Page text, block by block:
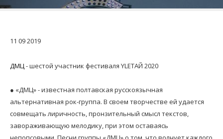
11 092019
ДМЦ- шестой участник фестиваля YLETAЙ 2020
● «ДМЦ» - известная полтавская русскоязычная
альтернативная рок-группа. В своем творчестве ей удается
совмещать лиричность, пронзительный смысл текстов,
завораживающую мелодику, при этом оставаясь